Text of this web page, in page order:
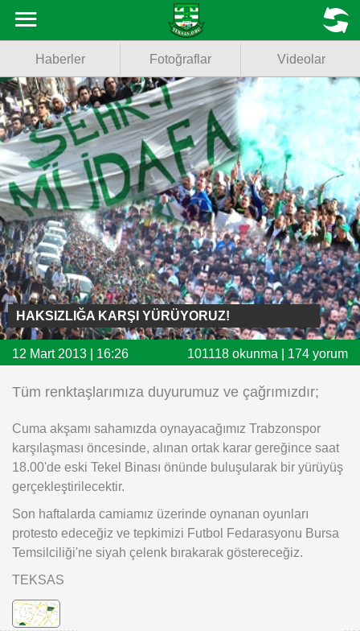
Fotoğraflar
Videolar
Basketbol
Voleybol
Puan Durumu
Fikstür
Facebook
Twitter
Instagram
Android
iOS
MENU
Haberler Fotoğraflar Videolar
HAKSIZLIĞA KARŞI YÜRÜYORUZ!
12 Mart 2013 | 16:26 101118 okunma | 174 yorum
Tüm renktaşlarımıza duyurumuz ve çağrımızdır;
Cuma akşamı sahamızda oynayacağımız Trabzonspor
karşılaşması öncesinde, alınan ortak karar gereğince saat
18.00'de eski Tekel Binası önünde buluşularak bir yürüyüş
gerçekleştirilecektir.
Son haftalarda camiamız üzerinde oynanan oyunları
protesto edeceğiz ve tepkimizi Futbol Fedarasyonu Bursa
Temsilciliği'ne siyah çelenk bırakarak göstereceğiz.
TEKSAS